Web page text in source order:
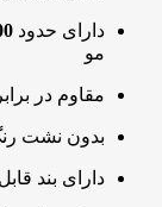
دارای حدود
مو
مقاوم در
بدون نشت
دارای بند